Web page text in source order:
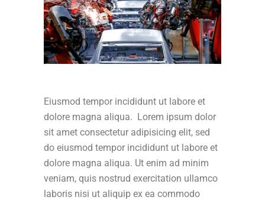
Eiusmod tempor incididunt ut labore et
dolore magna aliqua. Lorem ipsum dolor
sit amet consectetur adipisicing elit, sed
do eiusmod tempor incididunt ut labore et
dolore magna aliqua. Ut enim ad minim
veniam, quis nostrud exercitation ullamco
laboris nisi ut aliquip ex ea commodo